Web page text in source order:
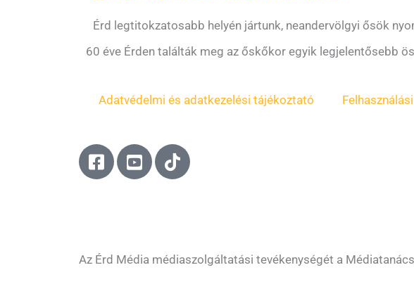
Érd legtitokzatosabb helyén jártunk, neandervölgyi ősök
60 éve Érden találták meg az őskőkor egyik legjelentősebb
Adatvédelmi és adatkezelési tájékoztató
F
a
o
Y
o
e
T
i
Az Érd Média médiaszolgáltatási tevékenységét a